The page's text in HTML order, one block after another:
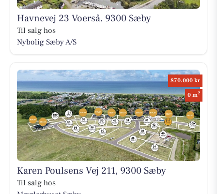
Havnevej 23 Voerså, 9300 Sæby
Til salg hos
Nybolig Sæby A/S
870.000 kr
0 m2
Karen Poulsens Vej 211, 9300 Sæby
Til salg hos